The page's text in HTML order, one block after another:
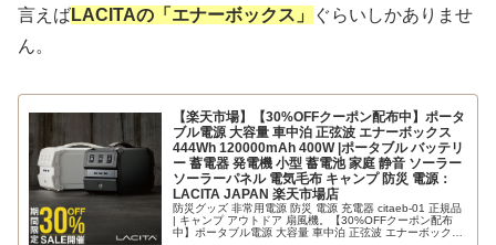
言えばLACITAの「エナーボックス」
ぐらいしかありませ
ん。
【楽天市場】【30%OFFクーポン配布中】ポータ
ブル電源 大容量 車中泊 正弦波 エナーボックス
444Wh 120000mAh 400W |ポータブル バッテリ
ー 蓄電器 発電機 小型 蓄電池 家庭 静音 ソーラー
ソーラーパネル 電気毛布 キャンプ 防災 電源：
LACITA JAPAN 楽天市場店
防災グッズ 非常用電源 防災 電源 充電器 citaeb-01 正規品
| キャンプ アウトドア 扇風機。【30%OFFクーポン配布
中】ポータブル電源 大容量 車中泊 正弦波 エナーボックス